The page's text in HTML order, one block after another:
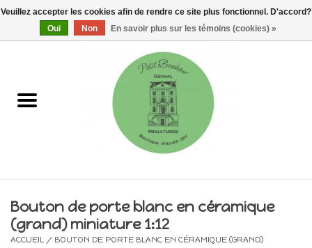
0 Articles - €0,00
Maisons, vitrines & kits
Electricité
Bouton de porte blanc en céramique
(grand) miniature 1:12
ACCUEIL / BOUTON DE PORTE BLANC EN CÉRAMIQUE (GRAND)
Veuillez accepter les cookies afin de rendre ce site plus fonctionnel. D'accord?
Oui
Non En savoir plus sur les témoins (cookies) »